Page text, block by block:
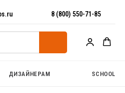
8 (800) 550-71-85
ДИЗАЙНЕРАМ SCHOOL